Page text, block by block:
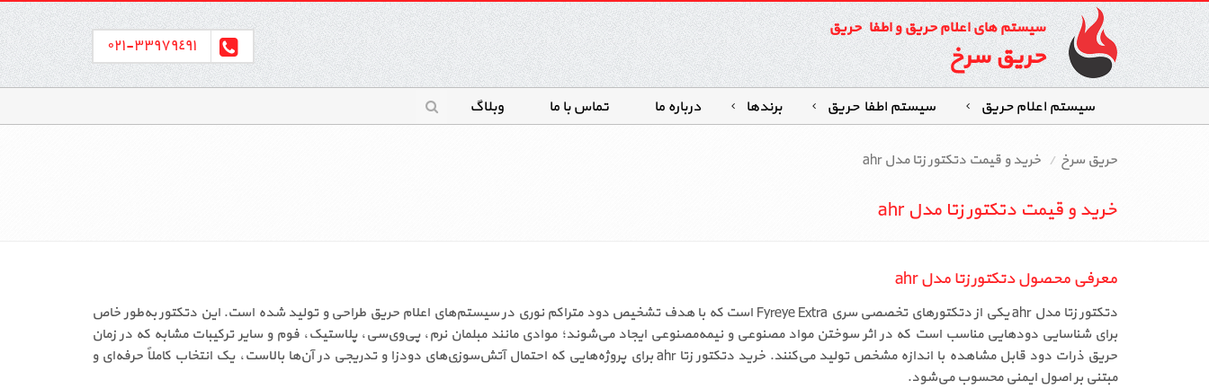
سیستم های اعلام حریق و اطفاء حریق
حریق سرخ ٣٣٩٧٩٤٩١-٠٢١
سیستم اعلام حریق سیستم اطفاءحریق برندها درباره ما تماس با ما وبلاگ
حریق سرخ خرید و قیمت دتکتور زتا مدل ahr
خرید و قیمت دتکتور زتا مدل ahr
معرفی محصول دتکتور زتا مدل ahr
دتکتور زتا مدل ahr یکی از دتکتورهای تخصصی سری Fyreye Extra است که با هدف تشخیص دود متراکم نوری در سیستم‌های اعلام حریق طراحی و تولید شده است. این دتکتور به‌طور خاص
برای شناسایی دودهایی مناسب است که در اثر سوختن مواد مصنوعی و نیمه‌مصنوعی ایجاد می‌شوند؛ موادی مانند مبلمان نرم، پی‌وی‌سی، پلاستیک، فوم و سایر ترکیبات مشابه که در زمان
حریق ذرات دود قابل مشاهده با اندازه مشخص تولید می‌کنند. خرید دتکتور زتا ahr برای پروژه‌هایی که احتمال آتش‌سوزی‌های دودزا و تدریجی در آن‌ها بالاست، یک انتخاب کاملاً حرفه‌ای و
مبتنی بر اصول ایمنی محسوب می‌شود.